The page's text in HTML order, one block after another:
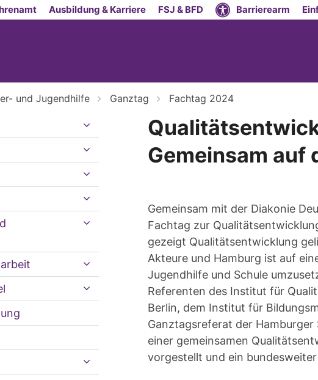
Ausbildung & Karriere FSJ & BFD Barrierearm
und Jugendhilfe Ganztag Fachtag 2024
Gemeinsam auf
Gemeinsam mit der Diakonie
Fachtag zur
gezeigt Qualitätsentwicklung
Akteure und Hamburg ist auf
Jugendhilfe und Schule
Referenten des Institut für
Berlin, dem Institut für
Ganztagsreferat der
einer gemeinsamen
vorgestellt und ein